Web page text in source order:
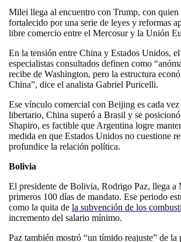
Milei llega al encuentro con Trump, con
fortalecido por una serie de leyes y reformas
libre comercio entre el Mercosur y la Unión
En la tensión entre China y Estados Unidos,
especialistas consultados definen como
recibe de Washington, pero la estructura
China”, dice el analista Gabriel Puricelli.
Ese vínculo comercial con Beijing es cada
libertario, China superó a Brasil y se
Shapiro, es factible que Argentina logre
medida en que Estados Unidos no cuestione
profundice la relación política.
Bolivia
El presidente de Bolivia, Rodrigo Paz, llega a
primeros 100 días de mandato. Ese periodo
como la quita de la subvención de los
incremento del salario mínimo.
Paz también mostró “un tímido reajuste” de